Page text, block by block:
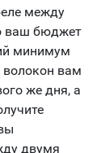
между
ваш бюджет
минимум
волокон вам
же дня, а
двумя